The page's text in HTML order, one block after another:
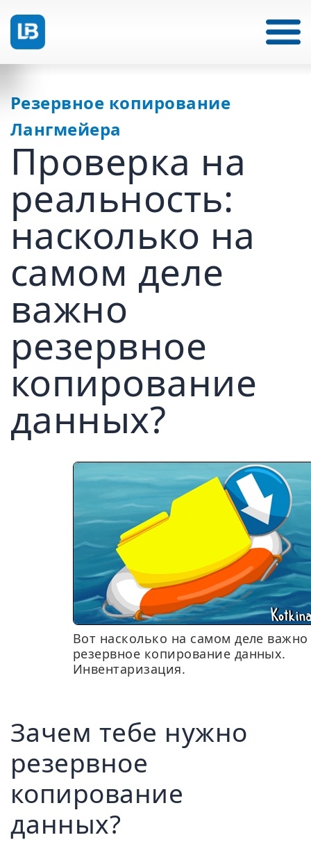
Резервное копирование
Лангмейера
Проверка на
реальность:
насколько на
самом деле
важно
резервное
копирование
данных?
Вот насколько на самом деле важно
резервное копирование данных.
Инвентаризация.
Зачем тебе нужно
резервное
копирование
данных?